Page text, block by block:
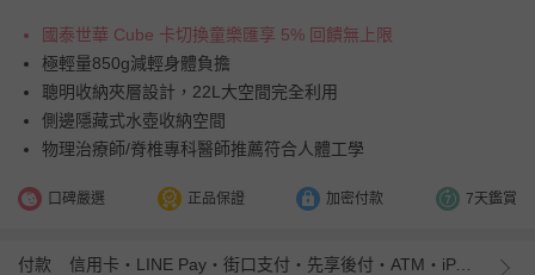
國泰世華 Cube 卡切換童樂匯享 5% 回饋無上限
極輕量850g減輕身體負擔
聰明收納夾層設計，22L大空間完全利用
側邊隱藏式水壺收納空間
物理治療師/脊椎專科醫師推薦符合人體工學
口碑嚴選 正品保證 加密付款 7天鑑賞
付款 信用卡・LINE Pay・街口支付・先享後付・ATM・iPASS MONEY